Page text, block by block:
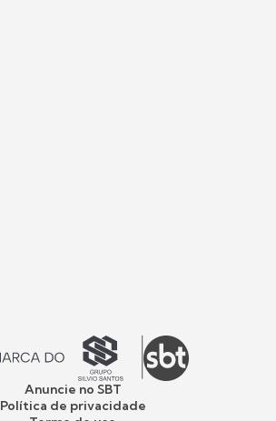
Anuncie no SBT
Política de privacidade